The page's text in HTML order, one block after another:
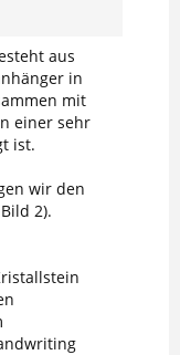
aus
in
mit
einer sehr
ist.
wir den
2).